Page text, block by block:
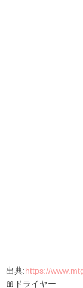
出典:https://
🎀ドライヤー